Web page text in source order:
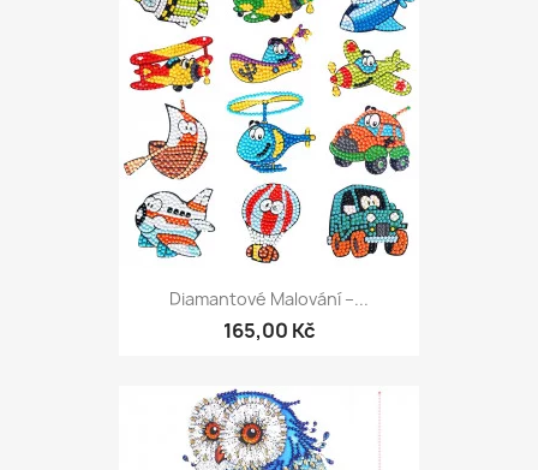
Diamantové Malování –...
165,00 Kč